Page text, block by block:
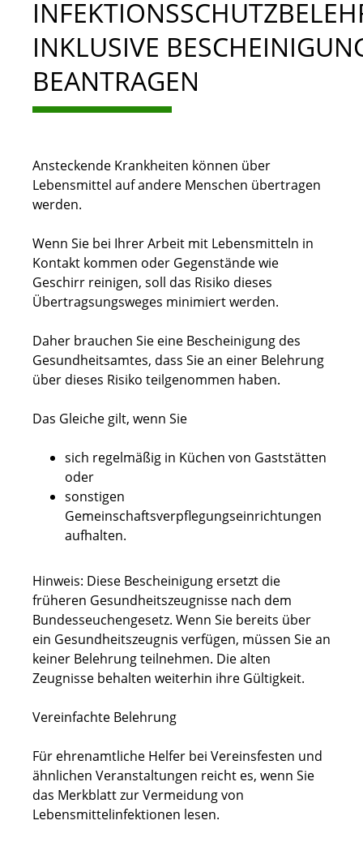
INKLUSIVE
BEANTRAGEN
Ansteckende Krankheiten können über
Lebensmittel auf andere Menschen übertragen
werden.
Wenn Sie bei Ihrer Arbeit mit Lebensmitteln in
Kontakt kommen oder Gegenstände wie
Geschirr reinigen, soll das Risiko dieses
Übertragsungsweges minimiert werden.
Daher brauchen Sie eine Bescheinigung des
Gesundheitsamtes, dass Sie an einer Belehrung
über dieses Risiko teilgenommen haben.
Das Gleiche gilt, wenn Sie
sich regelmäßig in Küchen von Gaststätten
oder
sonstigen
Gemeinschaftsverpflegungseinrichtungen
aufhalten.
Hinweis: Diese Bescheinigung ersetzt die
früheren Gesundheitszeugnisse nach dem
Bundesseuchengesetz. Wenn Sie bereits über
ein Gesundheitszeugnis verfügen, müssen Sie an
keiner Belehrung teilnehmen. Die alten
Zeugnisse behalten weiterhin ihre Gültigkeit.
Vereinfachte Belehrung
Für ehrenamtliche Helfer bei Vereinsfesten und
ähnlichen Veranstaltungen reicht es, wenn Sie
das Merkblatt zur Vermeidung von
Lebensmittelinfektionen lesen.